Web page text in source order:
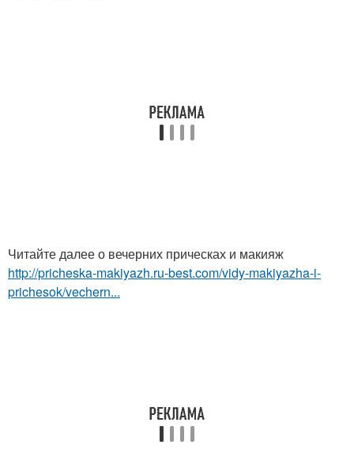
Читайте далее о вечерних прическах и макияж
http://pricheska-makiyazh.ru-best.com/vidy-makiyazha-i-
prichesok/vechern...